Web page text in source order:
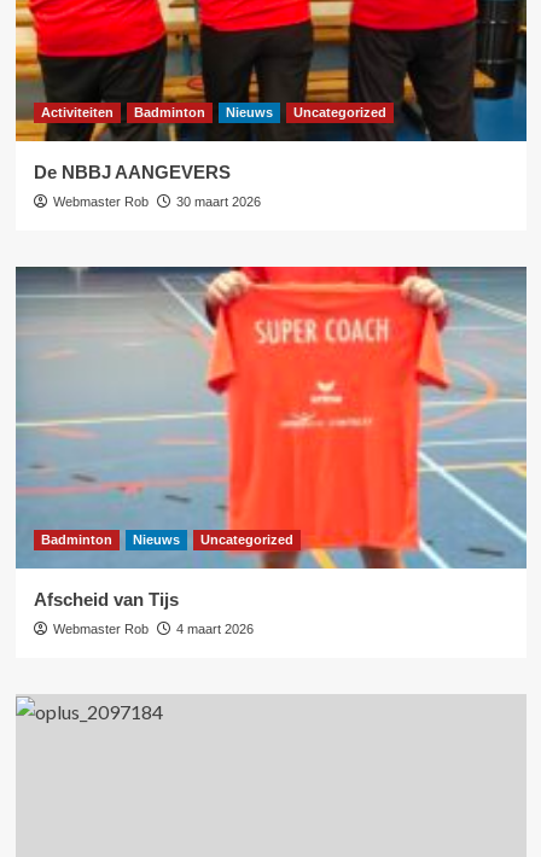
Activiteiten Badminton Nieuws Uncategorized
De NBBJ AANGEVERS
Webmaster Rob 30 maart 2026
Badminton Nieuws Uncategorized
Afscheid van Tijs
Webmaster Rob 4 maart 2026